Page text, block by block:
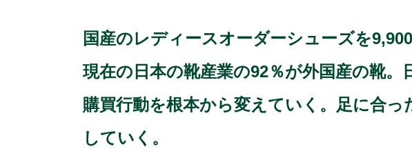
国産のレディースオーダーシューズを
現在の日本の靴産業の92％が外国産の靴
購買行動を根本から変えていく。足に合
していく。